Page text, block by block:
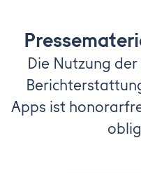
Die Nutzung
Apps ist